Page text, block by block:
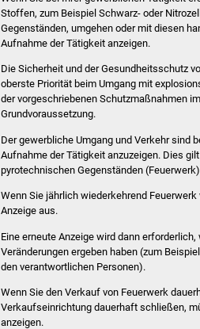
Stoffen, zum Beispiel Schwarz- oder
Gegenständen, umgehen oder mit diesen
Aufnahme der Tätigkeit anzeigen.
Die Sicherheit und der Gesundheitsschutz
oberste Priorität beim Umgang mit
der vorgeschriebenen Schutzmaßnahmen
Grundvoraussetzung.
Der gewerbliche Umgang und Verkehr sind
Aufnahme der Tätigkeit anzuzeigen. Dies
pyrotechnischen Gegenständen
Wenn Sie jährlich wiederkehrend
Anzeige aus.
Eine erneute Anzeige wird dann
Veränderungen ergeben haben (zum
den verantwortlichen Personen).
Wenn Sie den Verkauf von Feuerwerk
Verkaufseinrichtung dauerhaft schließen,
anzeigen.